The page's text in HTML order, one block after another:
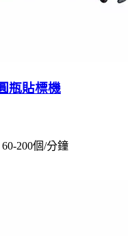
瓶貼標機
200個/分鐘